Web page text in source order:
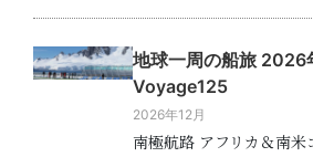
地球一周の船旅 2026
Voyage125
2026年12月
南極航路 アフリカ＆南米